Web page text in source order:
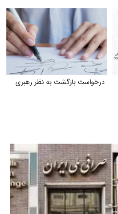
درخواست بازگشت به نظر رهبری